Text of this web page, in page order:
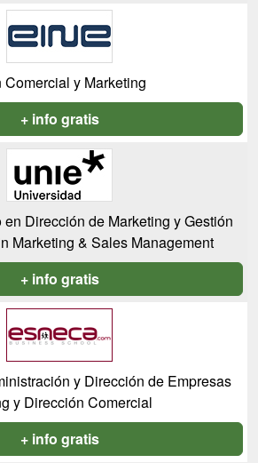
y Marketing
+ info gratis
Dirección de Marketing y Gestión
Marketing & Sales Management
+ info gratis
y Dirección de Empresas
y Dirección Comercial
+ info gratis